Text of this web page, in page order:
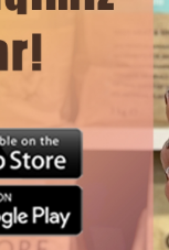
и кошек 90шт.